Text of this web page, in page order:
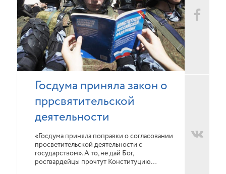
Госдума приняла закон о
пррсвятительской
деятельности
«Госдума приняла поправки о согласовании
просветительской деятельности с
государством». А то, не дай Бог,
росгвардейцы прочтут Конституцию…